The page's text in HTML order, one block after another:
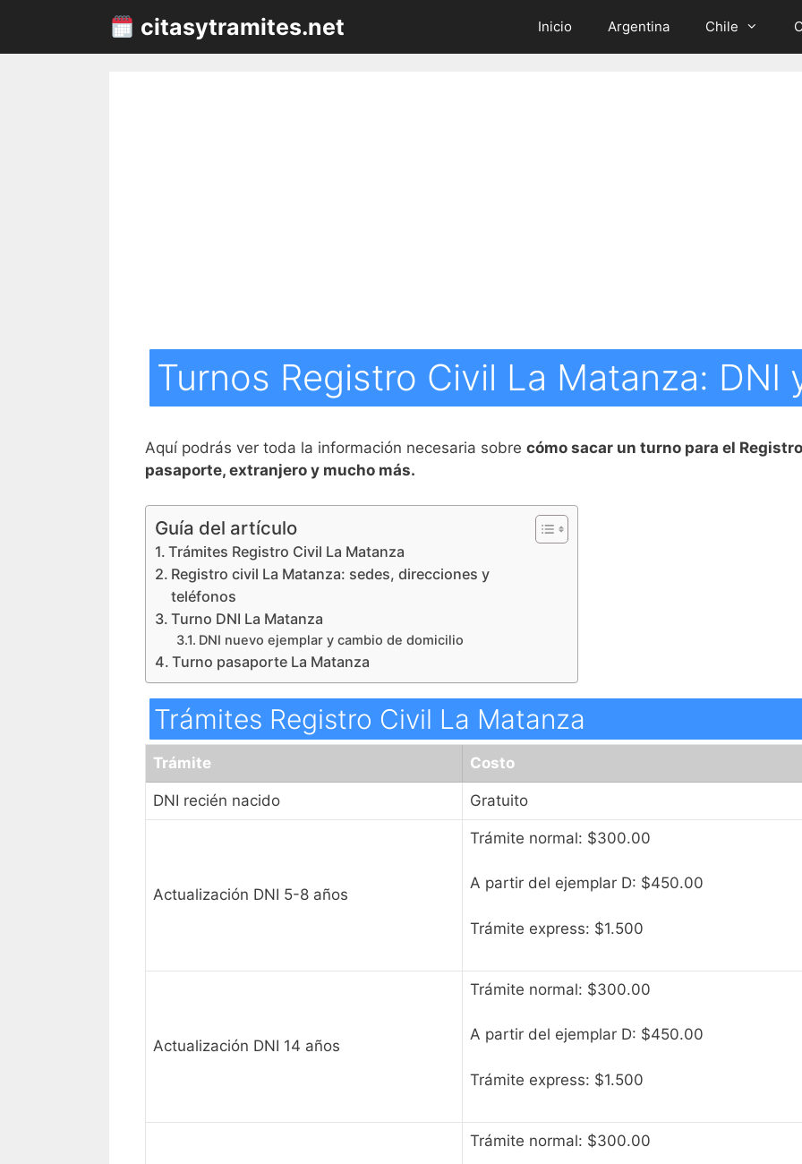
contenido
citasytramites.net Inicio Argentina Chile
Turnos Registro Civil La Matanza: DNI
Aquí podrás ver toda la información necesaria sobre cómo sacar un turno para el
pasaporte, extranjero y mucho más.
Guía del artículo
Trámites Registro Civil La Matanza
Registro civil La Matanza: sedes, direcciones y
teléfonos
Turno DNI La Matanza
DNI nuevo ejemplar y cambio de domicilio
Turno pasaporte La Matanza
Trámites Registro Civil La Matanza
Trámite Costo
DNI recién nacido Gratuito
Actualización DNI 5-8 años
Trámite normal: $300.00
A partir del ejemplar D: $450.00
Trámite express: $1.500
Actualización DNI 14 años
Trámite normal: $300.00
A partir del ejemplar D: $450.00
Trámite express: $1.500
Trámite normal: $300.00